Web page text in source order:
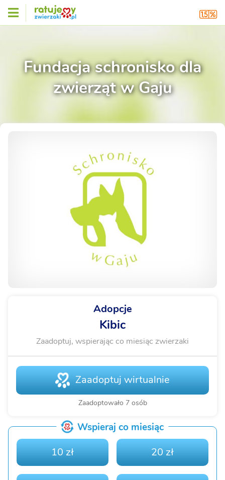
Fundacja schronisko dla
zwierząt w Gaju
Adopcje
Kibic
Zaadoptuj, wspierając co miesiąc zwierzaki
Zaadoptuj wirtualnie
Zaadoptowało 7 osób
Wspieraj co miesiąc
10 zł 20 zł